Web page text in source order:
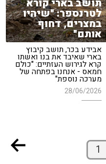
תושב בארי קורא
לטרנספר: "שיהיו
במצרים, דחוף
אותם"
אבידע בכר, תושב קיבוץ
בארי שאיבד את בנו ואשתו
קרא לגירוש העזתיים: "כולם
חמאס - אנחנו בפתחה של
מערכה נוספת"
28/06/2026